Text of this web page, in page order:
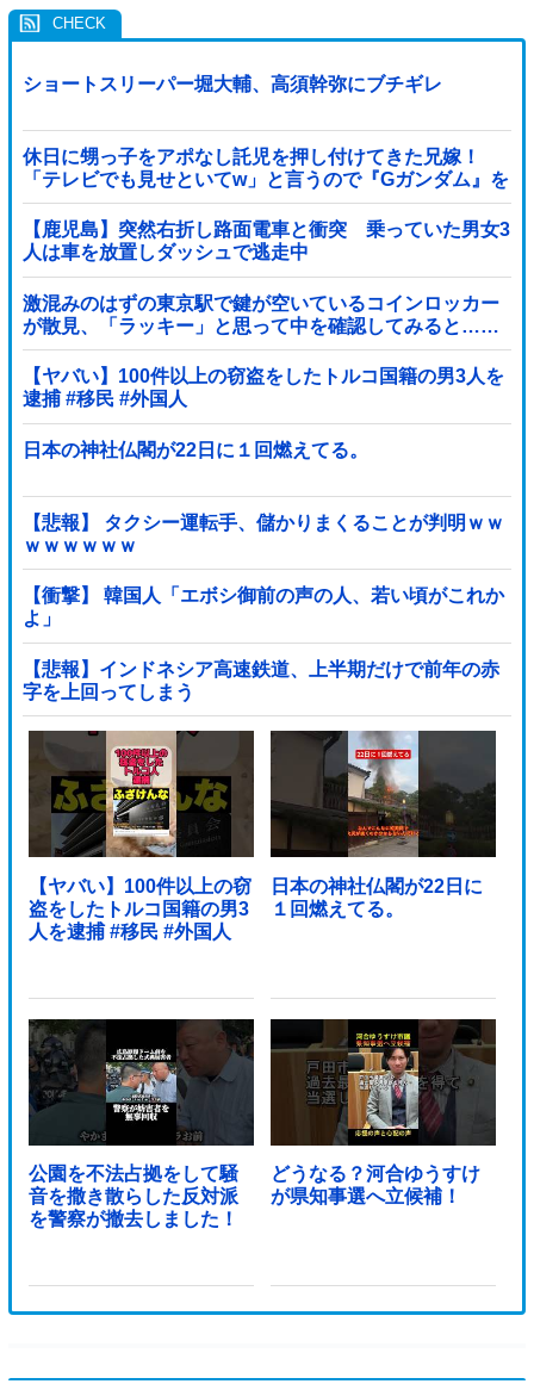
ショートスリーパー堀大輔、高須幹弥にブチギレ
休日に甥っ子をアポなし託児を押し付けてきた兄嫁！
「テレビでも見せといてw」と言うので『Gガンダム』を
一気見させた結果……甥っ子が重度の中二病を発症して
家で大暴れｗｗ
【鹿児島】突然右折し路面電車と衝突 乗っていた男女3
人は車を放置しダッシュで逃走中
激混みのはずの東京駅で鍵が空いているコインロッカー
が散見、「ラッキー」と思って中を確認してみると……
【ヤバい】100件以上の窃盗をしたトルコ国籍の男3人を
逮捕 #移民 #外国人
日本の神社仏閣が22日に１回燃えてる。
【悲報】 タクシー運転手、儲かりまくることが判明ｗｗ
ｗｗｗｗｗｗ
【衝撃】 韓国人「エボシ御前の声の人、若い頃がこれか
よ」
【悲報】インドネシア高速鉄道、上半期だけで前年の赤
字を上回ってしまう
wwwwwwwwwwwwwwwwwwwwwwwwwwwwwwwwww
wwwwwwwwwww他
【ヤバい】100件以上の窃
盗をしたトルコ国籍の男3
人を逮捕 #移民 #外国人
日本の神社仏閣が22日に
１回燃えてる。
公園を不法占拠をして騒
音を撒き散らした反対派
を警察が撤去しました！
どうなる？河合ゆうすけ
が県知事選へ立候補！